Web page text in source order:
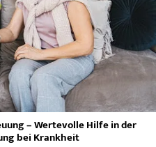
– Wertevolle Hilfe in der
bei Krankheit